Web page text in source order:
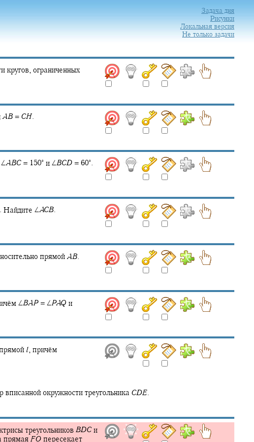
Задача дня
Рисунки
Локальная версия
Не только задачи
кругов, ограниченных
AB = CH.
∠ABC = 150‍∘ и ∠BCD = 60‍∘ .
. Найдите ∠ACB.
прямой AB.
∠BAP = ∠PAQ и
l, причём
вписанной окружности треугольника CDE.
треугольников BDC и
прямая FO пересекает